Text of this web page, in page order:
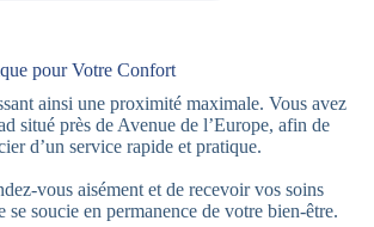
pour Votre Confort
ainsi une proximité maximale. Vous avez
situé près de Avenue de l’Europe, afin de
d’un service rapide et pratique.
vous aisément et de recevoir vos soins
soucie en permanence de votre bien-être.